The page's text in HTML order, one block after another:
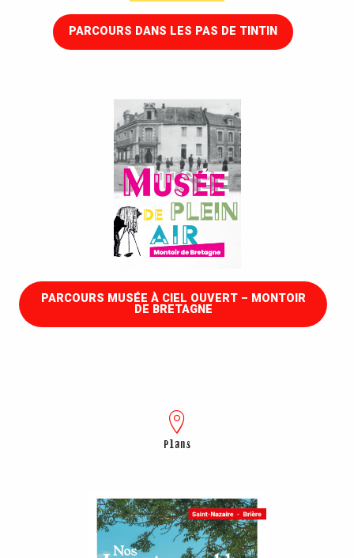
PARCOURS DANS LES PAS DE TINTIN
PARCOURS MUSÉE À CIEL OUVERT – MONTOIR
DE BRETAGNE
Plans